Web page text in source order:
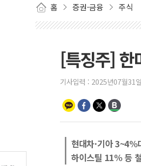
홈 증권·금융 주식
[특징주] 한
기사입력 : 2025년07월31
현대차·기아 3~4%
하이스틸 11% 등